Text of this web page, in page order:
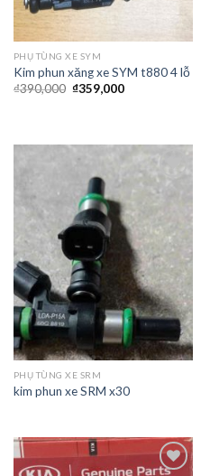
PHỤ TÙNG XE SYM
Kim phun xăng xe SYM t880 4 lỗ
₫390,000 ₫359,000
Add to
PHỤ TÙNG XE SRM
kim phun xe SRM x30